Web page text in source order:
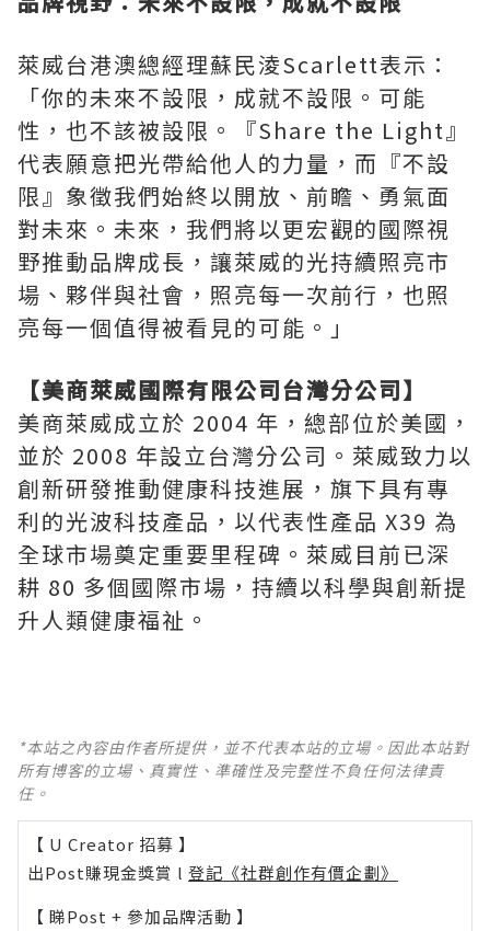
萊威台港澳總經理蘇民淩Scarlett表示：
「你的未來不設限，成就不設限。可能
性，也不該被設限。『Share the Light』
代表願意把光帶給他人的力量，而『不設
限』象徵我們始終以開放、前瞻、勇氣面
對未來。未來，我們將以更宏觀的國際視
野推動品牌成長，讓萊威的光持續照亮市
場、夥伴與社會，照亮每一次前行，也照
亮每一個值得被看見的可能。」
【美商萊威國際有限公司台灣分公司】
美商萊威成立於 2004 年，總部位於美國，
並於 2008 年設立台灣分公司。萊威致力以
創新研發推動健康科技進展，旗下具有專
利的光波科技產品，以代表性產品 X39 為
全球市場奠定重要里程碑。萊威目前已深
耕 80 多個國際市場，持續以科學與創新提
升人類健康福祉。
*本站之內容由作者所提供，並不代表本站的立場。因此本站對
所有博客的立場、真實性、準確性及完整性不負任何法律責
任。
【 U Creator 招募 】
出Post賺現金獎賞 l 登記《社群創作有價企劃》
【 睇Post + 參加品牌活動 】